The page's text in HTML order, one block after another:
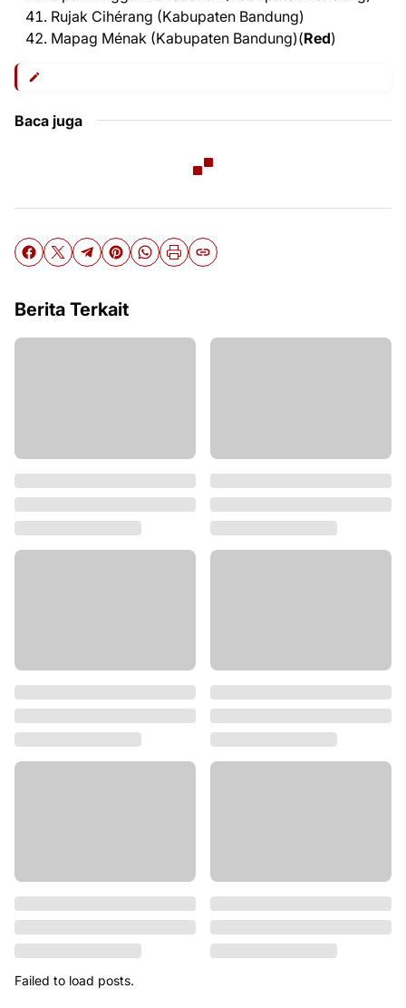
Rujak Cihérang (Kabupaten Bandung)
Mapag Ménak (Kabupaten Bandung)(Red)
Baca juga
Berita Terkait
Failed to load posts.